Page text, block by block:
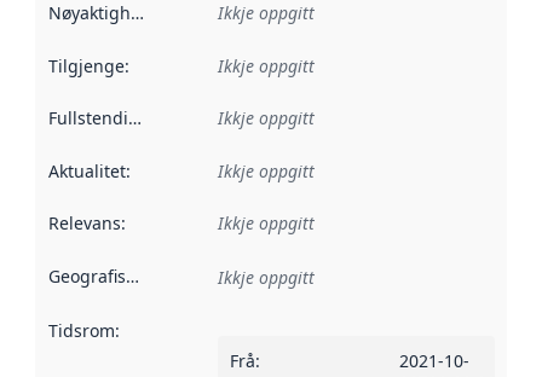
Nøyaktigheit Ikkje oppgitt
Tilgjenge: Ikkje oppgitt
Fullstendigheit Ikkje oppgitt
Aktualitet: Ikkje oppgitt
Relevans: Ikkje oppgitt
Geografisk område Ikkje oppgitt
Tidsrom:
Frå:
2021-10-